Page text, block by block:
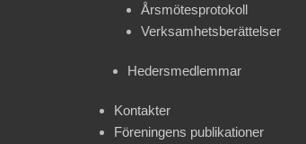
Årsmötesprotokoll
Verksamhetsberättelser
Hedersmedlemmar
Kontakter
Föreningens publikationer